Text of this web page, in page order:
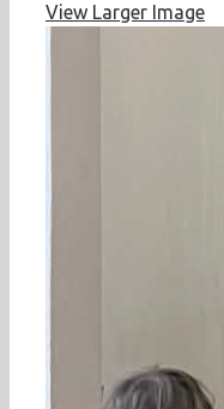
View Larger Image